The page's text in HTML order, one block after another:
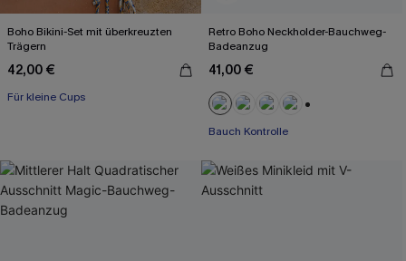
Boho Bikini-Set mit überkreuzten
Trägern
42,00 €
Für kleine Cups
Retro Boho Neckholder-Bauchweg-
Badeanzug
41,00 €
Bauch Kontrolle